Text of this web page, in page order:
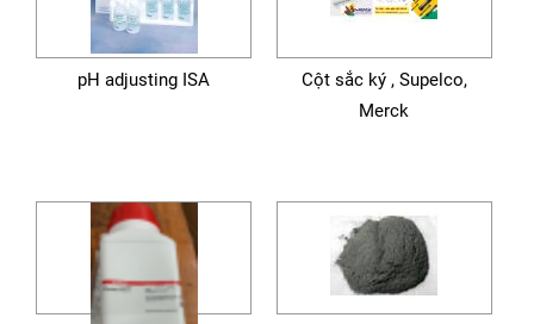
pH adjusting ISA
Cột sắc ký , Supelco,
Merck